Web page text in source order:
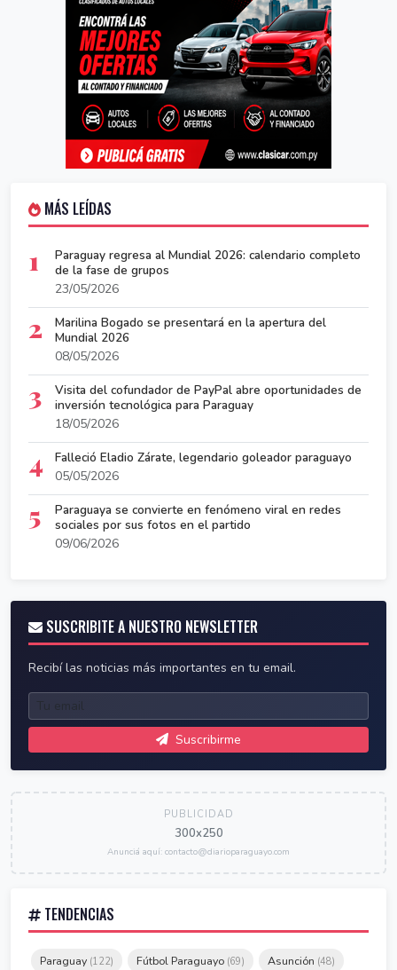
MÁS LEÍDAS
1
Paraguay regresa al Mundial 2026: calendario completo
de la fase de grupos
23/05/2026
2
Marilina Bogado se presentará en la apertura del
Mundial 2026
08/05/2026
3
Visita del cofundador de PayPal abre oportunidades de
inversión tecnológica para Paraguay
18/05/2026
4
Falleció Eladio Zárate, legendario goleador paraguayo
05/05/2026
5
Paraguaya se convierte en fenómeno viral en redes
sociales por sus fotos en el partido
09/06/2026
SUSCRIBITE A NUESTRO NEWSLETTER
Recibí las noticias más importantes en tu email.
Suscribirme
PUBLICIDAD
300x250
Anunciá aquí: contacto@diarioparaguayo.com
TENDENCIAS
Paraguay (122) Fútbol Paraguayo (69) Asunción (48)